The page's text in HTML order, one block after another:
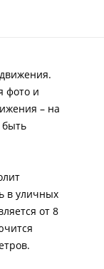
фото и
– на
быть
в уличных
от 8